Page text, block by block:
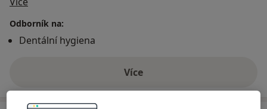
na Slovensku. Dentální hygiena je obor, který doplňuje
stomatologický tým. Dentální hygiena se věnuje
prevenci onemocnění dutiny ůstní, především prevenci
(paradentózy ). Tato péče je určená nejen pro dospělé,
ale i pro děti. Proto se již 15 let věnuji intenzivně
preventivním programům, zaměřeným na děti.
Odborník na:
Dentální hygiena
Víceo zkušenostech